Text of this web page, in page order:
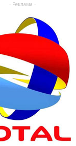
- Реклама -